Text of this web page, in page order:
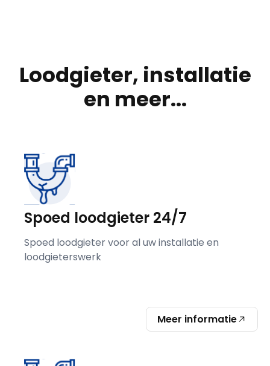
Loodgieter, installatie
en meer...
Spoed loodgieter 24/7
Spoed loodgieter voor al uw installatie en
loodgieterswerk
Meer informatie